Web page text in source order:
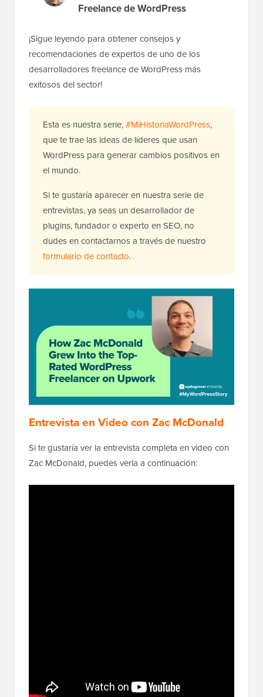
Freelance de WordPress
¡Sigue leyendo para obtener consejos y
recomendaciones de expertos de uno de los
desarrolladores freelance de WordPress más
exitosos del sector!
Esta es nuestra serie,#MiHistoriaWordPress,
que te trae las ideas de líderes que usan
WordPress para generar cambios positivos en
el mundo.
Si te gustaría aparecer en nuestra serie de
entrevistas, ya seas un desarrollador de
plugins, fundador o experto en SEO, no
dudes en contactarnos a través de nuestro
formulario de contacto.
Entrevista en Video con Zac McDonald
Si te gustaría ver la entrevista completa en video con
Zac McDonald, puedes verla a continuación: